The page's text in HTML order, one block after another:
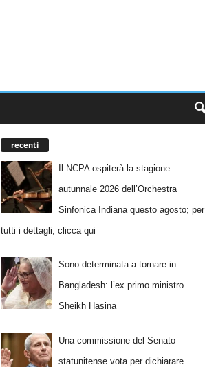
recenti
Il NCPA ospiterà la stagione
autunnale 2026 dell’Orchestra
Sinfonica Indiana questo agosto; per
tutti i dettagli, clicca qui
Sono determinata a tornare in
Bangladesh: l’ex primo ministro
Sheikh Hasina
Una commissione del Senato
statunitense vota per dichiarare